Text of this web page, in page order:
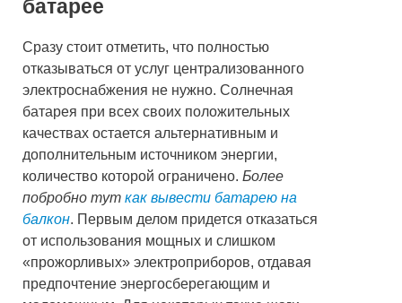
батарее
Сразу стоит отметить, что полностью
отказываться от услуг централизованного
электроснабжения не нужно. Солнечная
батарея при всех своих положительных
качествах остается альтернативным и
дополнительным источником энергии,
количество которой ограничено. Более
побробно тут как вывести батарею на
балкон. Первым делом придется отказаться
от использования мощных и слишком
«прожорливых» электроприборов, отдавая
предпочтение энергосберегающим и